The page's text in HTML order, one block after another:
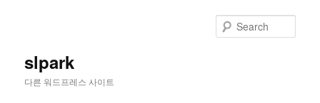
slpark
다른 워드프레스 사이트